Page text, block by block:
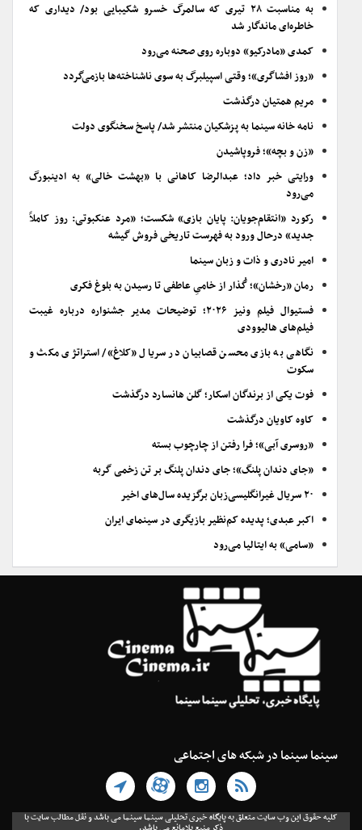
به مناسبت ۲۸ تیری که سالمرگ خسرو شکیبایی بود/ دیداری که
خاطره‌ای ماندگار شد
کمدی «مادرکیو» دوباره روی صحنه می‌رود
«روز افشاگری»؛ وقتی اسپیلبرگ به سوی ناشناخته‌ها بازمی‌گردد
مریم همتیان درگذشت
نامه خانه سینما به پزشکیان منتشر شد/ پاسخ سخنگوی دولت
«زن و بچه»؛ فروپاشیدن
ورایتی خبر داد؛ عبدالرضا کاهانی با «بهشت خالی» به ادینبورگ
می‌رود
رکورد «انتقام‌جویان: پایان بازی» شکست؛ «مرد عنکبوتی: روز کاملاً
جدید» درحال ورود به فهرست تاریخی فروش گیشه
امیر نادری و ذات و زبان سینما
رمان «رخشان»؛ گُذار از خامیِ عاطفی تا رسیدن به بلوغ فکری
فستیوال فیلم ونیز ۲۰۲۶؛ توضیحات مدیر جشنواره درباره غیبت
فیلم‌های هالیوودی
نگاهی به بازی محسن قصابیان در سریال «کلاغ»/ استراتژی مکث و
سکوت
فوت یکی از برندگان اسکار؛ گلن هانسارد درگذشت
کاوه کاویان درگذشت
«روسری آبی»؛ فرا رفتن از چارچوب بسته
«جای دندان پلنگ»؛ جای دندان پلنگ بر تن زخمی گربه
۲۰ سریال غیرانگلیسی‌زبان برگزیده سال‌های اخیر
اکبر عبدی؛ پدیده کم‌نظیر بازیگری در سینمای ایران
«سامی» به ایتالیا می‌رود
سینما سینما در شبکه های اجتماعی
کلیه حقوق این وب سایت متعلق به پایگاه خبری تحلیلی سینما سینما می باشد و نقل مطالب سایت با